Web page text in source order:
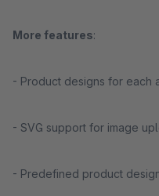
More features:
- Product designs for each
- SVG support for image
- Predefined product